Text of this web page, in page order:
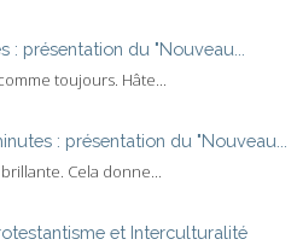
: présentation du "Nouveau...
toujours. Hâte...
: présentation du "Nouveau...
Cela donne...
et Interculturalité